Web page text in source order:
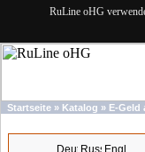
RuLine oHG
Startseite » Katalog » E-Geld